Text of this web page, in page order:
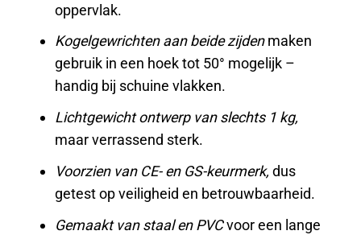
oppervlak.
Kogelgewrichten aan beide zijdenmaken
gebruik in een hoek tot 50° mogelijk –
handig bij schuine vlakken.
Lichtgewicht ontwerp van slechts 1 kg,
maar verrassend sterk.
Voorzien van CE- en GS-keurmerk, dus
getest op veiligheid en betrouwbaarheid.
Gemaakt van staal en PVCvoor een lange